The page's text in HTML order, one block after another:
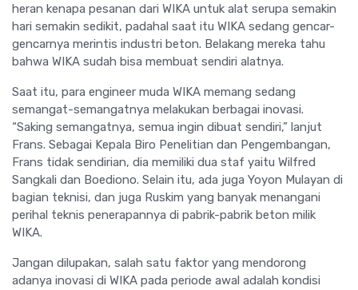
heran kenapa pesanan dari WIKA untuk alat serupa semakin
hari semakin sedikit, padahal saat itu WIKA sedang gencar-
gencarnya merintis industri beton. Belakang mereka tahu
bahwa WIKA sudah bisa membuat sendiri alatnya.
Saat itu, para engineer muda WIKA memang sedang
semangat-semangatnya melakukan berbagai inovasi.
“Saking semangatnya, semua ingin dibuat sendiri,” lanjut
Frans. Sebagai Kepala Biro Penelitian dan Pengembangan,
Frans tidak sendirian, dia memiliki dua staf yaitu Wilfred
Sangkali dan Boediono. Selain itu, ada juga Yoyon Mulayan di
bagian teknisi, dan juga Ruskim yang banyak menangani
perihal teknis penerapannya di pabrik-pabrik beton milik
WIKA.
Jangan dilupakan, salah satu faktor yang mendorong
adanya inovasi di WIKA pada periode awal adalah kondisi